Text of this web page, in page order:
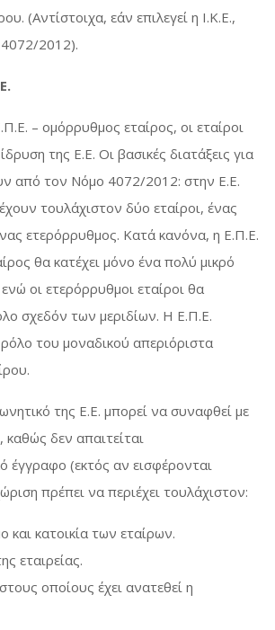
(Αντίστοιχα, εάν επιλεγεί η Ι.Κ.Ε.,
2012).
– ομόρρυθμος εταίρος, οι εταίροι
της Ε.Ε. Οι βασικές διατάξεις για
από τον Νόμο 4072/2012: στην Ε.Ε.
τουλάχιστον δύο εταίροι, ένας
ετερόρρυθμος. Κατά κανόνα, η Ε.Π.Ε.
θα κατέχει μόνο ένα πολύ μικρό
οι ετερόρρυθμοι εταίροι θα
σχεδόν των μεριδίων. Η Ε.Π.Ε.
του μοναδικού απεριόριστα
της Ε.Ε. μπορεί να συναφθεί με
καθώς δεν απαιτείται
έγγραφο (εκτός αν εισφέρονται
πρέπει να περιέχει τουλάχιστον:
κατοικία των εταίρων.
εταιρείας.
οποίους έχει ανατεθεί η